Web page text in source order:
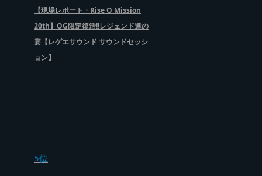
【現場レポート・Rise O Mission
20th】OG限定復活!!レジェンド達の
宴【レゲエサウンド サウンドセッシ
ョン】
5位